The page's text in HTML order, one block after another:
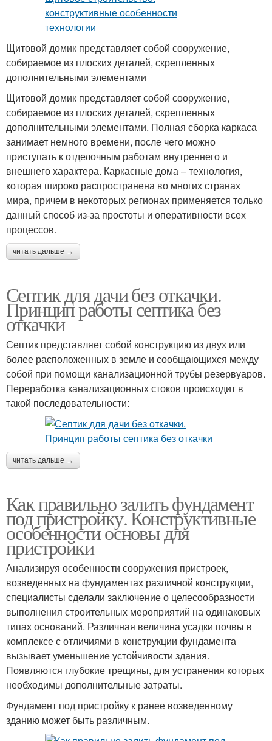
Щитовой домик представляет собой сооружение,
собираемое из плоских деталей, скрепленных
дополнительными элементами
Щитовой домик представляет собой сооружение,
собираемое из плоских деталей, скрепленных
дополнительными элементами. Полная сборка каркаса
занимает немного времени, после чего можно
приступать к отделочным работам внутреннего и
внешнего характера. Каркасные дома – технология,
которая широко распространена во многих странах
мира, причем в некоторых регионах применяется только
данный способ из-за простоты и оперативности всех
процессов.
читать дальше →
Септик для дачи без откачки.
Принцип работы септика без
откачки
Септик представляет собой конструкцию из двух или
более расположенных в земле и сообщающихся между
собой при помощи канализационной трубы резервуаров.
Переработка канализационных стоков происходит в
такой последовательности:
читать дальше →
Как правильно залить фундамент
под пристройку. Конструктивные
особенности основы для
пристройки
Анализируя особенности сооружения пристроек,
возведенных на фундаментах различной конструкции,
специалисты сделали заключение о целесообразности
выполнения строительных мероприятий на одинаковых
типах оснований. Различная величина усадки почвы в
комплексе с отличиями в конструкции фундамента
вызывает уменьшение устойчивости здания.
Появляются глубокие трещины, для устранения которых
необходимы дополнительные затраты.
Фундамент под пристройку к ранее возведенному
зданию может быть различным.